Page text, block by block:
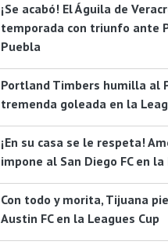
¡Se acabó! El Águila de
temporada con triunfo ante
Puebla
Portland Timbers humilla al
tremenda goleada en la
¡En su casa se le respeta!
impone al San Diego FC en la
Con todo y morita, Tijuana
Austin FC en la Leagues Cup